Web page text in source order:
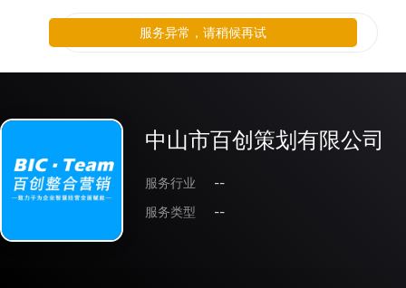
中山市百创策划有限公司
服务行业
--
服务类型
--
服务异常，请稍候再试